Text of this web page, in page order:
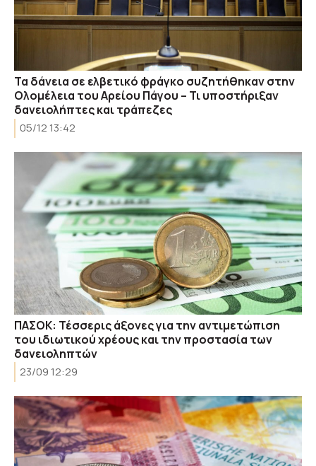
Τα δάνεια σε ελβετικό φράγκο συζητήθηκαν στην
Ολομέλεια του Αρείου Πάγου – Τι υποστήριξαν
δανειολήπτες και τράπεζες
05/12 13:42
ΠΑΣΟΚ: Τέσσερις άξονες για την αντιμετώπιση
του ιδιωτικού χρέους και την προστασία των
δανειοληπτών
23/09 12:29